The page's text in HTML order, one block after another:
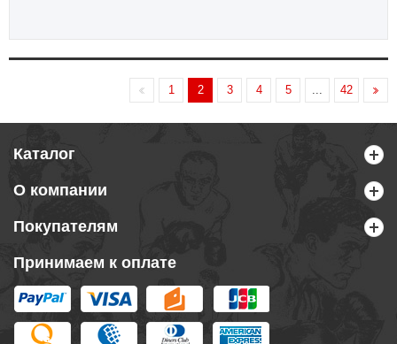
1 2 3 4 5 42
Каталог
О компании
Покупателям
Принимаем к оплате